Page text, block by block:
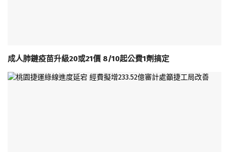
成人肺鏈疫苗升級20或21價 8/10起公費1劑搞定